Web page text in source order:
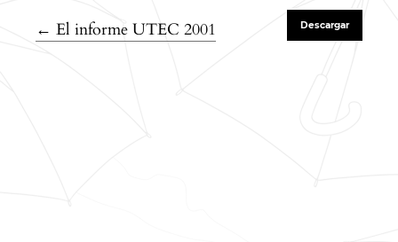
← Volver a los detalles del artículo
El informe UTEC 2001 Descargar